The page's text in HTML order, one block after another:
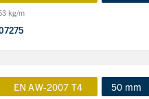
kg/m
EN AW-2007 T4 50 mm